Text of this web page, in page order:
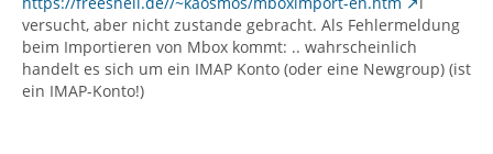
versucht, aber nicht zustande gebracht. Als Fehlermeldung
beim Importieren von Mbox kommt: .. wahrscheinlich
handelt es sich um ein IMAP Konto (oder eine Newgroup) (ist
ein IMAP-Konto!)